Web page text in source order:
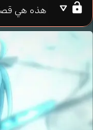
هذه هي قصة